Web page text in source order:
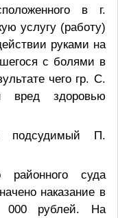
в г.
услугу (работу)
руками на
с болями в
чего гр. С.
вред здоровью
подсудимый П.
районного суда
наказание в
рублей. На